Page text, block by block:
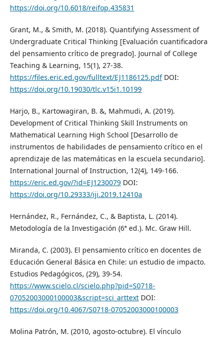
https://doi.org/10.6018/reifop.435831
Grant, M., & Smith, M. (2018). Quantifying Assessment of
Undergraduate Critical Thinking [Evaluación cuantificadora
del pensamiento crítico de pregrado]. Journal of College
Teaching & Learning, 15(1), 27-38.
https://files.eric.ed.gov/fulltext/EJ1186125.pdfDOI:
https://doi.org/10.19030/tlc.v15i1.10199
Harjo, B., Kartowagiran, B. &, Mahmudi, A. (2019).
Development of Critical Thinking Skill Instruments on
Mathematical Learning High School [Desarrollo de
instrumentos de habilidades de pensamiento crítico en el
aprendizaje de las matemáticas en la escuela secundario].
International Journal of Instruction, 12(4), 149-166.
https://eric.ed.gov/?id=EJ1230079DOI:
https://doi.org/10.29333/iji.2019.12410a
Hernández, R., Fernández, C., & Baptista, L. (2014).
Metodología de la Investigación (6ª ed.). Mc. Graw Hill.
Miranda, C. (2003). El pensamiento crítico en docentes de
Educación General Básica en Chile: un estudio de impacto.
Estudios Pedagógicos, (29), 39-54.
https://www.scielo.cl/scielo.php?pid=S0718-
07052003000100003&script=sci_arttextDOI:
https://doi.org/10.4067/S0718-07052003000100003
Molina Patrón, M. (2010, agosto-octubre). El vínculo